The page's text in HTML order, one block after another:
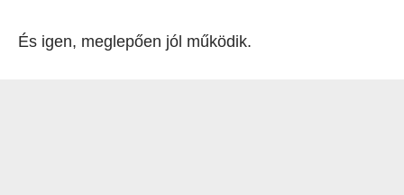
És igen, meglepően jól működik.